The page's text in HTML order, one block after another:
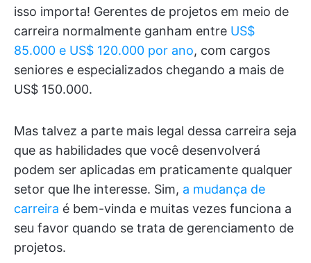
isso importa! Gerentes de projetos em meio de
carreira normalmente ganham entre US$
85.000 e US$ 120.000 por ano, com cargos
seniores e especializados chegando a mais de
US$ 150.000.
Mas talvez a parte mais legal dessa carreira seja
que as habilidades que você desenvolverá
podem ser aplicadas em praticamente qualquer
setor que lhe interesse. Sim, a mudança de
carreira é bem-vinda e muitas vezes funciona a
seu favor quando se trata de gerenciamento de
projetos.